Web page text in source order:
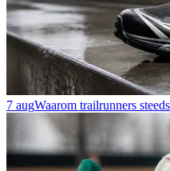
7 augWaarom trailrunners